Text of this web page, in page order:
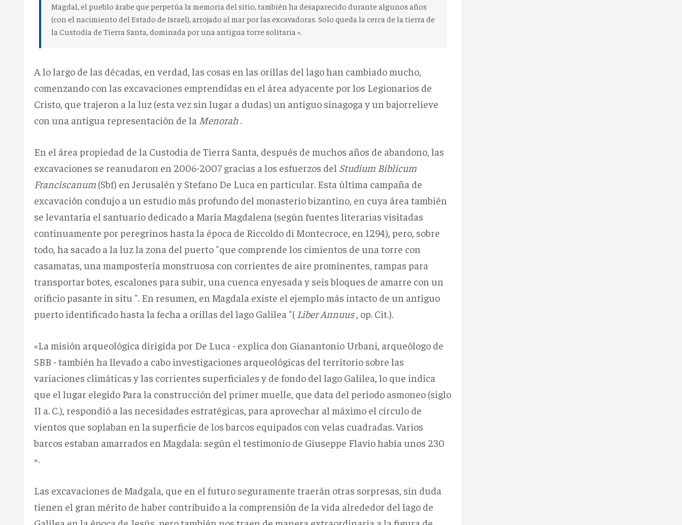
Magdal, el pueblo árabe que perpetúa la memoria del sitio, también ha desaparecido durante algunos años
(con el nacimiento del Estado de Israel), arrojado al mar por las excavadoras. Solo queda la cerca de la tierra de
la Custodia de Tierra Santa, dominada por una antigua torre solitaria ».
A lo largo de las décadas, en verdad, las cosas en las orillas del lago han cambiado mucho,
comenzando con las excavaciones emprendidas en el área adyacente por los Legionarios de
Cristo, que trajeron a la luz (esta vez sin lugar a dudas) un antiguo sinagoga y un bajorrelieve
con una antigua representación de la Menorah.
En el área propiedad de la Custodia de Tierra Santa, después de muchos años de abandono, las
excavaciones se reanudaron en 2006-2007 gracias a los esfuerzos del Studium Biblicum
Franciscanum (Sbf) en Jerusalén y Stefano De Luca en particular. Esta última campaña de
excavación condujo a un estudio más profundo del monasterio bizantino, en cuya área también
se levantaría el santuario dedicado a María Magdalena (según fuentes literarias visitadas
continuamente por peregrinos hasta la época de Riccoldo di Montecroce, en 1294), pero, sobre
todo, ha sacado a la luz la zona del puerto "que comprende los cimientos de una torre con
casamatas, una mampostería monstruosa con corrientes de aire prominentes, rampas para
transportar botes, escalones para subir, una cuenca enyesada y seis bloques de amarre con un
orificio pasante in situ ". En resumen, en Magdala existe el ejemplo más intacto de un antiguo
puerto identificado hasta la fecha a orillas del lago Galilea "( Liber Annuus, op. Cit.).
«La misión arqueológica dirigida por De Luca - explica don Gianantonio Urbani, arqueólogo de
SBB - también ha llevado a cabo investigaciones arqueológicas del territorio sobre las
variaciones climáticas y las corrientes superficiales y de fondo del lago Galilea, lo que indica
que el lugar elegido Para la construcción del primer muelle, que data del período asmoneo (siglo
II a. C.), respondió a las necesidades estratégicas, para aprovechar al máximo el círculo de
vientos que soplaban en la superficie de los barcos equipados con velas cuadradas.Varios
barcos estaban amarrados en Magdala: según el testimonio de Giuseppe Flavio había unos 230
».
Las excavaciones de Madgala, que en el futuro seguramente traerán otras sorpresas, sin duda
tienen el gran mérito de haber contribuido a la comprensión de la vida alrededor del lago de